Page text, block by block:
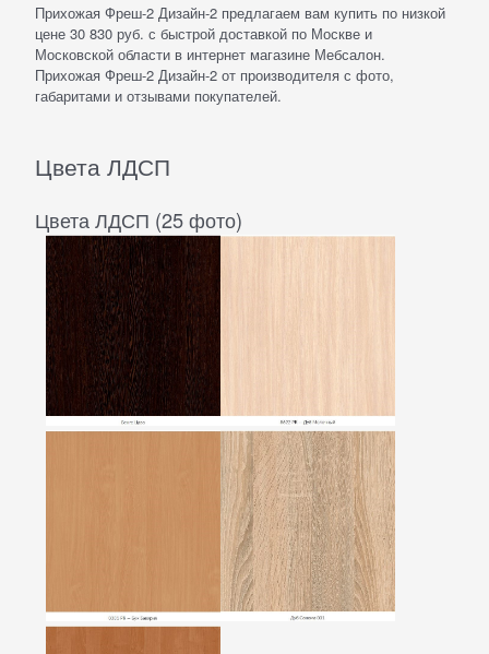
Прихожая Фреш-2 Дизайн-2 предлагаем вам купить по низкой
цене 30 830 руб. с быстрой доставкой по Москве и
Московской области в интернет магазине Мебсалон.
Прихожая Фреш-2 Дизайн-2 от производителя с фото,
габаритами и отзывами покупателей.
Цвета ЛДСП
Цвета ЛДСП (25 фото)